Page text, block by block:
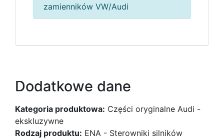
zamienników VW/Audi
Dodatkowe dane
Kategoria produktowa: Części oryginalne Audi -
ekskluzywne
Rodzaj produktu: ENA - Sterowniki silników